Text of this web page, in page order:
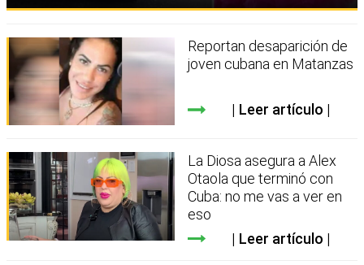
Reportan desaparición de
joven cubana en Matanzas
Leer artículo
La Diosa asegura a Alex
Otaola que terminó con
Cuba: no me vas a ver en
eso
Leer artículo